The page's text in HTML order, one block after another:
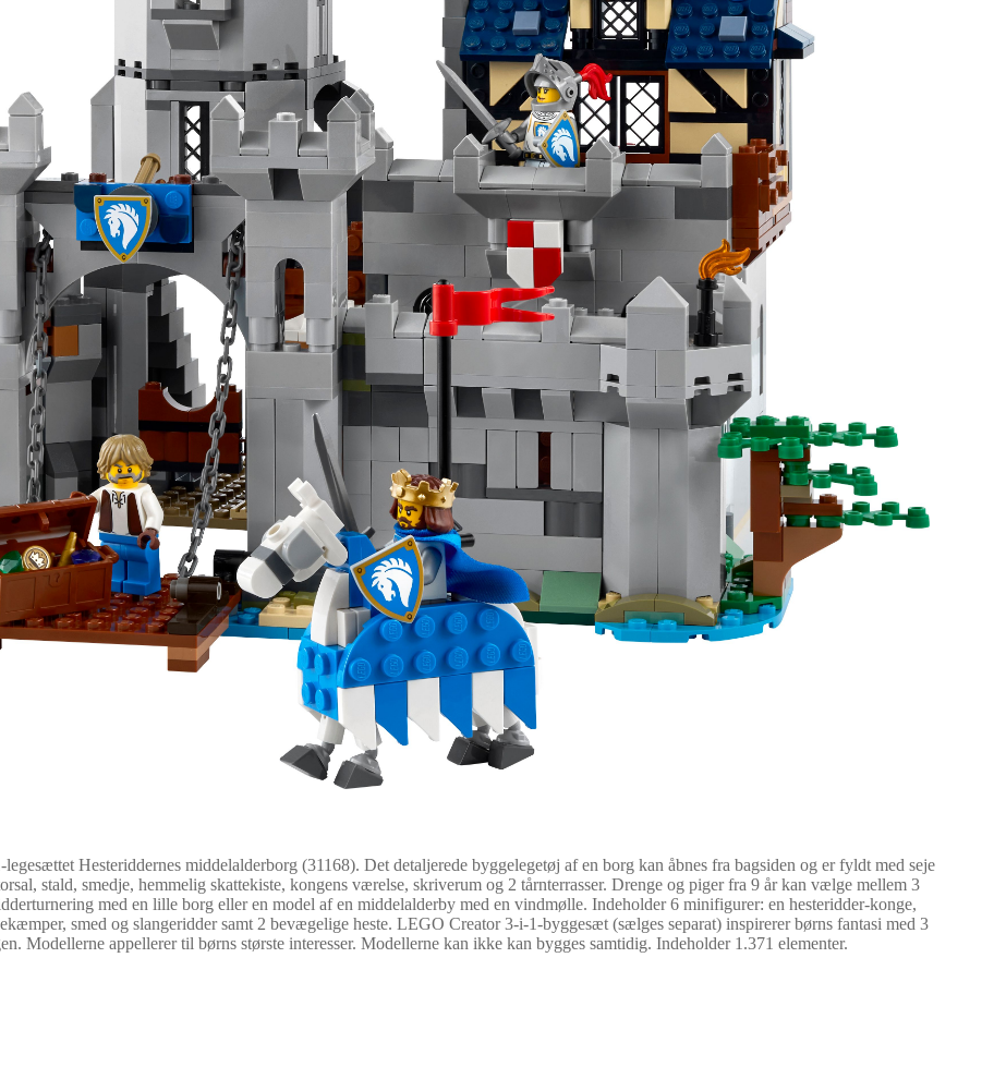
Hesteriddernes middelalderborg (31168). Det detaljerede byggelegetøj af en borg kan åbnes fra bagsiden og er fyldt med seje
stald, smedje, hemmelig skattekiste, kongens værelse, skriverum og 2 tårnterrasser. Drenge og piger fra 9 år kan vælge mellem 3
med en lille borg eller en model af en middelalderby med en vindmølle. Indeholder 6 minifigurer: en hesteridder-konge,
smed og slangeridder samt 2 bevægelige heste. LEGO Creator 3-i-1-byggesæt (sælges separat) inspirerer børns fantasi med 3
Modellerne appellerer til børns største interesser. Modellerne kan ikke kan bygges samtidig. Indeholder 1.371 elementer.